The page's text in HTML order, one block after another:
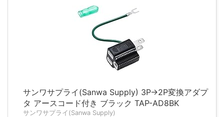
サンワサプライ(Sanwa Supply) 3P→2P変換アダプ
タ アースコード付き ブラック TAP-AD8BK
サンワサプライ(Sanwa Supply)